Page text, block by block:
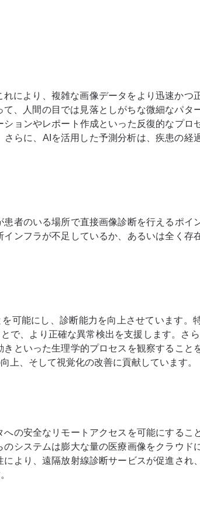
により、複雑な画像データをより迅速かつ
、人間の目では見落としがちな微細なパタ
ョンやレポート作成といった反復的なプロ
らに、AIを活用した予測分析は、疾患の経
者のいる場所で直接画像診断を行えるポイ
ンフラが不足しているか、あるいは全く存
可能にし、診断能力を向上させています。
で、より正確な異常検出を支援します。さ
といった生理学的プロセスを観察すること
上、そして視覚化の改善に貢献しています。
の安全なリモートアクセスを可能にするこ
システムは膨大な量の医療画像をクラウド
より、遠隔放射線診断サービスが促進され